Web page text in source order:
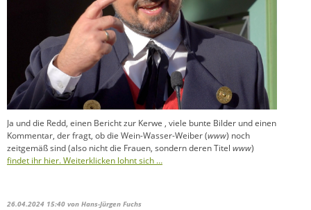
Ja und die Redd, einen Bericht zur Kerwe , viele bunte Bilder und einen
Kommentar, der fragt, ob die Wein-Wasser-Weiber (www) noch
zeitgemäß sind (also nicht die Frauen, sondern deren Titel www)
findet ihr hier. Weiterklicken lohnt sich …
26.04.2024 15:40 von Hans-Jürgen Fuchs